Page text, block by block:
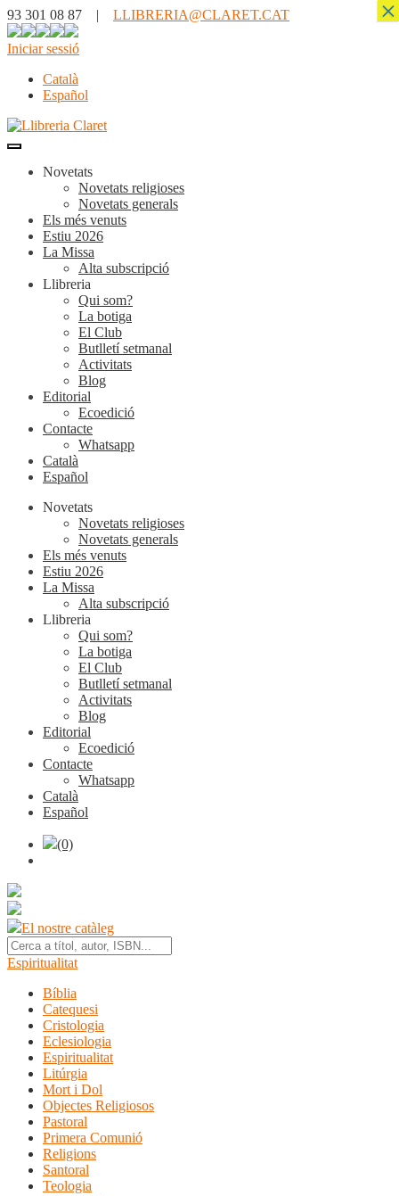
93 301 08 87 | LLIBRERIA@CLARET.CAT
Iniciar sessió
Català
Español
Novetats
Novetats religioses
Novetats generals
Els més venuts
Estiu 2026
La Missa
Alta subscripció
Llibreria
Qui som?
La botiga
El Club
Butlletí setmanal
Activitats
Blog
Editorial
Ecoedició
Contacte
Whatsapp
Català
Español
Novetats
Novetats religioses
Novetats generals
Els més venuts
Estiu 2026
La Missa
Alta subscripció
Llibreria
Qui som?
La botiga
El Club
Butlletí setmanal
Activitats
Blog
Editorial
Ecoedició
Contacte
Whatsapp
Català
Español
(0)
El nostre catàleg
Espiritualitat
Bíblia
Catequesi
Cristologia
Eclesiologia
Espiritualitat
Litúrgia
Mort i Dol
Objectes Religiosos
Pastoral
Primera Comunió
Religions
Santoral
Teologia
×